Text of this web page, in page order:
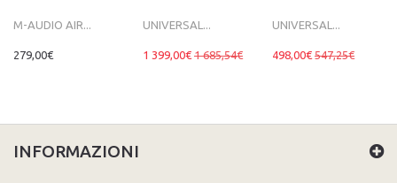
M-AUDIO AIR...
279,00€
UNIVERSAL...
1 399,00€ 1 685,54€
UNIVERSAL...
498,00€ 547,25€
INFORMAZIONI